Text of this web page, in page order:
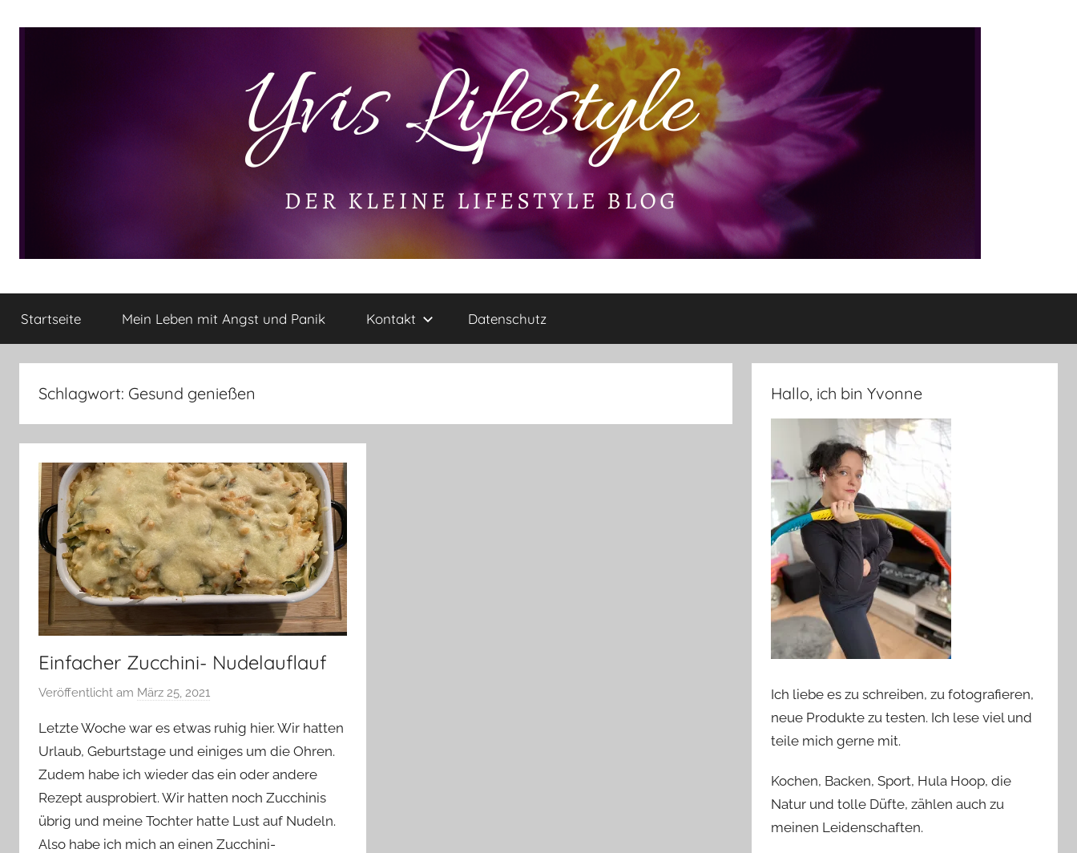
Yvis
Lifestyle
kleine
Lifestyle
Rezensionen,
Produkttests
und
vieles
mehr
Startseite Mein Leben mit Angst und Panik Kontakt Datenschutz
Schlagwort: Gesund genießen
Einfacher Zucchini- Nudelauflauf
Veröffentlicht am März 25, 2021
n
Y
v
o
n
n
Letzte Woche war es etwas ruhig hier. Wir hatten
Urlaub, Geburtstage und einiges um die Ohren.
Zudem habe ich wieder das ein oder andere
Rezept ausprobiert. Wir hatten noch Zucchinis
übrig und meine Tochter hatte Lust auf Nudeln.
Also habe ich mich an einen Zucchini-
Hallo, ich bin Yvonne
Ich liebe es zu schreiben, zu fotografieren,
neue Produkte zu testen. Ich lese viel und
teile mich gerne mit.
Kochen, Backen, Sport, Hula Hoop, die
Natur und tolle Düfte, zählen auch zu
meinen Leidenschaften.